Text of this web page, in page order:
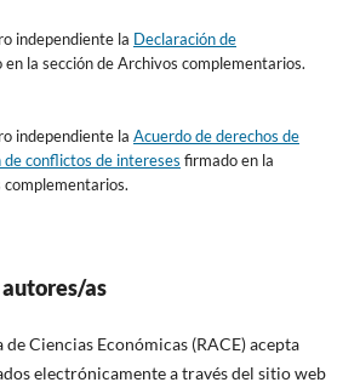
independiente la Declaración de
la sección de Archivos complementarios.
independiente la Acuerdo de derechos de
conflictos de intereses firmado en la
complementarios.
as
de Ciencias Económicas (RACE) acepta
electrónicamente a través del sitio web